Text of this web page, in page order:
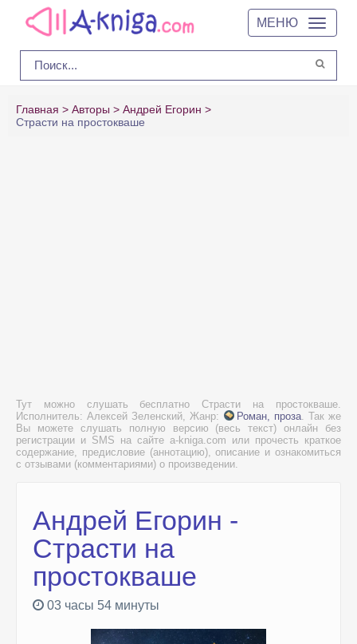
МЕНЮ
Главная Авторы
Андрей Егорин
Страсти на простокваше
Тут можно слушать бесплатно Страсти на простокваше.
Исполнитель: Алексей Зеленский, Жанр:
Роман, проза. Так же
Вы можете слушать полную версию (весь текст) онлайн без
регистрации и SMS на сайте a-kniga.com или прочесть краткое
содержание, предисловие (аннотацию), описание и ознакомиться
с отзывами (комментариями) о произведении.
Андрей Егорин -
Страсти на
простокваше
03 часы 54 минуты